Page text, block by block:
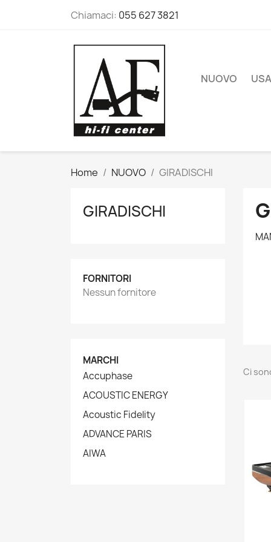
Chiamaci: 055 627 3821
NUOVO
Home NUOVO GIRADISCHI
GIRADISCHI
FORNITORI
Nessun fornitore
MARCHI
Accuphase
ACOUSTIC ENERGY
Acoustic Fidelity
ADVANCE PARIS
AIWA
Ci